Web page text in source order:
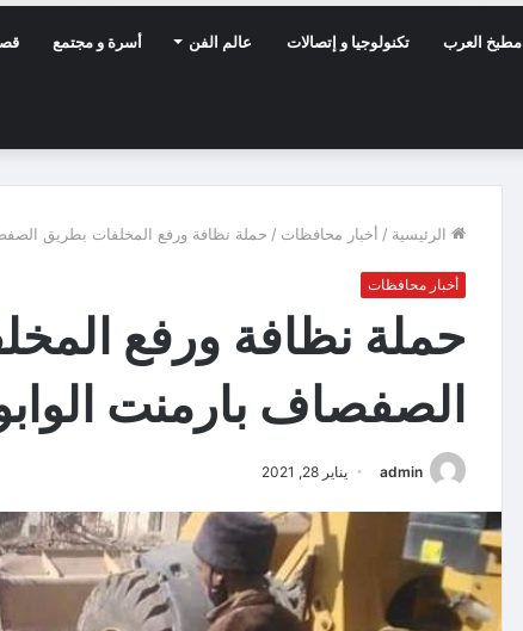
مطبخ العرب تكنولوجيا و إتصالات عالم الفن أسرة و مجتمع
الرئيسية / أخبار محافظات / حملة نظافة ورفع المخلفات بطريق
أخبار محافظات
حملة نظافة ورفع
الصفصاف بارمنت
admin يناير 28, 2021